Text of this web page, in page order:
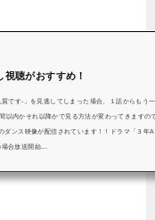
聴がおすすめ！
です-」を見逃してしまった場合、１話からもう
以内かそれ以降かで見る方法が変わってきますの
ンス映像が配信されています！！ドラマ「３年
合放送開始...